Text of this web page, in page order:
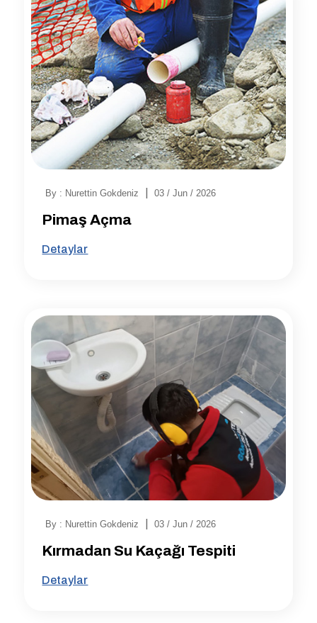
By : Nurettin Gokdeniz 03 / Jun / 2026
Pimaş Açma
Detaylar
By : Nurettin Gokdeniz 03 / Jun / 2026
Kırmadan Su Kaçağı Tespiti
Detaylar